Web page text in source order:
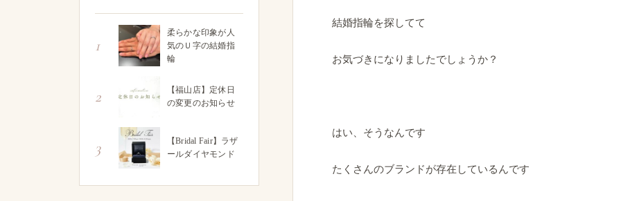
1
柔らかな印象が人
気のＵ字の結婚指
輪
2
【福山店】定休日
の変更のお知らせ
3
【Bridal Fair】ラザ
ールダイヤモンド
結婚指輪を探してて
お気づきになりましたでしょうか？
はい、そうなんです
たくさんのブランドが存在しているんです